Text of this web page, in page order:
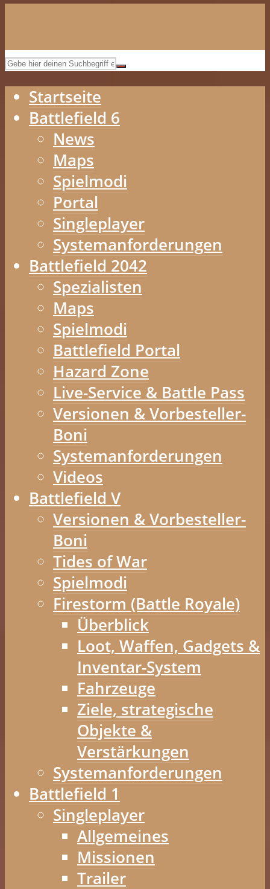
Startseite
Battlefield 6
News
Maps
Spielmodi
Portal
Singleplayer
Systemanforderungen
Battlefield 2042
Spezialisten
Maps
Spielmodi
Battlefield Portal
Hazard Zone
Live-Service & Battle Pass
Versionen & Vorbesteller-
Boni
Systemanforderungen
Videos
Battlefield V
Versionen & Vorbesteller-
Boni
Tides of War
Spielmodi
Firestorm (Battle Royale)
Überblick
Loot, Waffen, Gadgets &
Inventar-System
Fahrzeuge
Ziele, strategische
Objekte &
Verstärkungen
Systemanforderungen
Battlefield 1
Singleplayer
Allgemeines
Missionen
Trailer